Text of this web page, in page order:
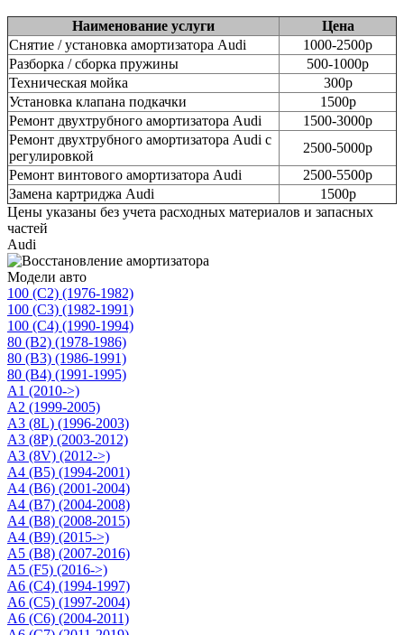
Наименование услуги
Цена
Снятие / установка амортизатора Audi
1000-2500р
Разборка / сборка пружины
500-1000р
Техническая мойка
300р
Установка клапана подкачки
1500р
Ремонт двухтрубного амортизатора Audi
1500-3000р
Ремонт двухтрубного амортизатора Audi с
регулировкой
2500-5000р
Ремонт винтового амортизатора Audi
2500-5500р
Замена картриджа Audi
1500р
Цены указаны без учета расходных материалов и запасных
частей
Audi
Модели авто
100 (C2) (1976-1982)
100 (C3) (1982-1991)
100 (C4) (1990-1994)
80 (B2) (1978-1986)
80 (B3) (1986-1991)
80 (B4) (1991-1995)
A1 (2010->)
A2 (1999-2005)
A3 (8L) (1996-2003)
A3 (8P) (2003-2012)
A3 (8V) (2012->)
A4 (B5) (1994-2001)
A4 (B6) (2001-2004)
A4 (B7) (2004-2008)
A4 (B8) (2008-2015)
A4 (B9) (2015->)
A5 (B8) (2007-2016)
A5 (F5) (2016->)
A6 (C4) (1994-1997)
A6 (C5) (1997-2004)
A6 (C6) (2004-2011)